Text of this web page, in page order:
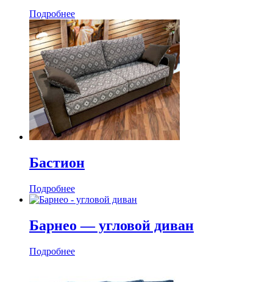
Подробнее
Бастион
Подробнее
Барнео — угловой диван
Подробнее